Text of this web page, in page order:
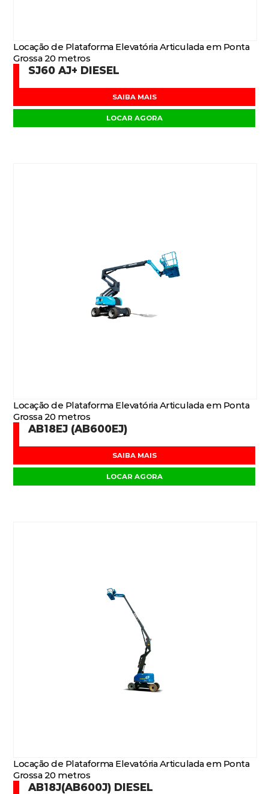
Locação de Plataforma Elevatória Articulada em Ponta
Grossa 20 metros
SJ60 AJ+ DIESEL
SAIBA MAIS
LOCAR AGORA
Locação de Plataforma Elevatória Articulada em Ponta
Grossa 20 metros
AB18EJ (AB600EJ)
SAIBA MAIS
LOCAR AGORA
Locação de Plataforma Elevatória Articulada em Ponta
Grossa 20 metros
AB18J(AB600J) DIESEL